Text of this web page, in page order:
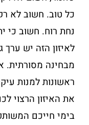
כל טוב. חשוב לא
נחת רוח. חשוב כי
לאיזון הזה יש
מבחינה מסורתית.
ראשונות למנות
את האיזון הרצוי
בימי חייכם